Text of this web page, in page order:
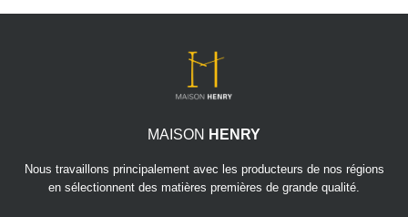
MAISON HENRY
Nous travaillons principalement avec les producteurs de nos régions
en sélectionnent des matières premières de grande qualité.